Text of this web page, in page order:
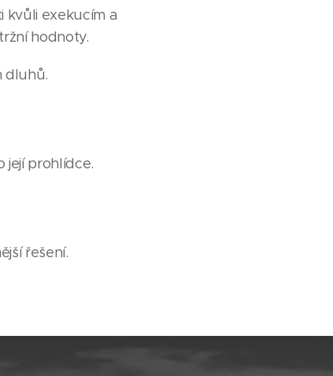
kvůli exekucím a
hodnoty.
dluhů.
její prohlídce.
řešení.